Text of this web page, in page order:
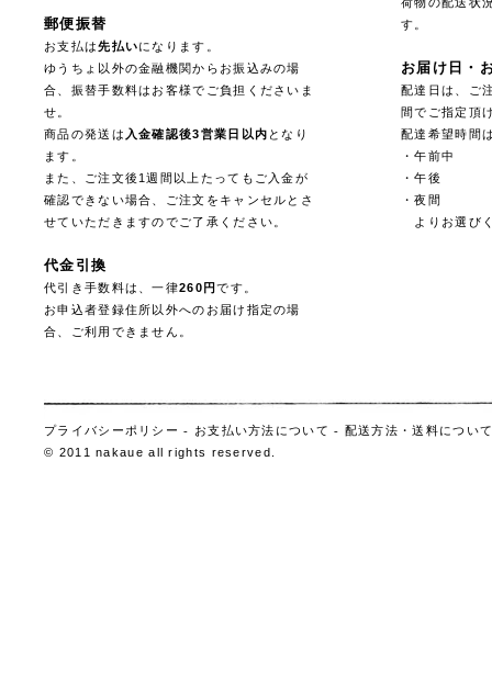
郵便振替
お支払は先払いになります。
ゆうちょ以外の金融機関からお振込みの場
合、振替手数料はお客様でご負担くださいま
せ。
商品の発送は 入金確認後3営業日以内 となり
ます。
また、ご注文後1週間以上たってもご入金が
確認できない場合、ご注文をキャンセルとさ
せていただきますのでご了承ください。
代金引換
代引き手数料は、一律260円です。
お申込者登録住所以外へのお届け指定の場
合、ご利用できません。
す。
お届け日・
配達日は、ご
間でご指定頂
配達希望時間
・午前中
・午後
・夜間
よりお選び
プライバシーポリシー - お支払い方法について - 配送方法・送料につい
© 2011 nakaue all rights reserved.